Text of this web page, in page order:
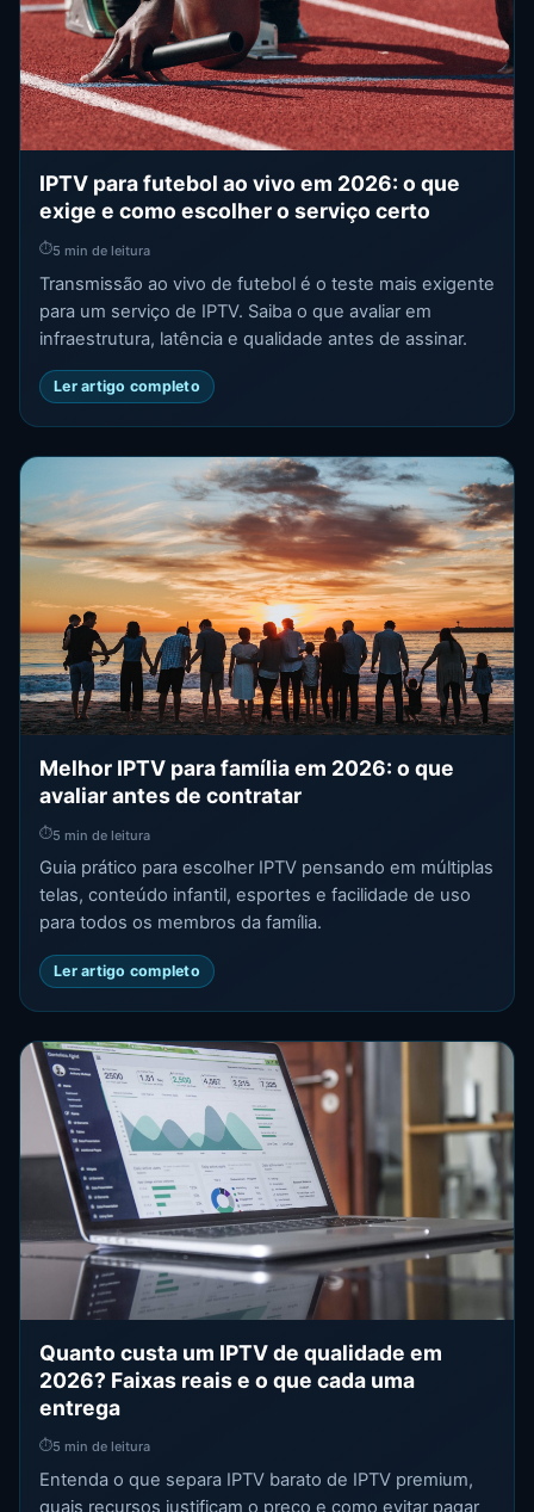
IPTV para futebol ao vivo em 2026: o que
exige e como escolher o serviço certo
⏱5 min de leitura
Transmissão ao vivo de futebol é o teste mais exigente
para um serviço de IPTV. Saiba o que avaliar em
infraestrutura, latência e qualidade antes de assinar.
Ler artigo completo
Melhor IPTV para família em 2026: o que
avaliar antes de contratar
⏱5 min de leitura
Guia prático para escolher IPTV pensando em múltiplas
telas, conteúdo infantil, esportes e facilidade de uso
para todos os membros da família.
Ler artigo completo
Quanto custa um IPTV de qualidade em
2026? Faixas reais e o que cada uma
entrega
⏱5 min de leitura
Entenda o que separa IPTV barato de IPTV premium,
quais recursos justificam o preço e como evitar pagar